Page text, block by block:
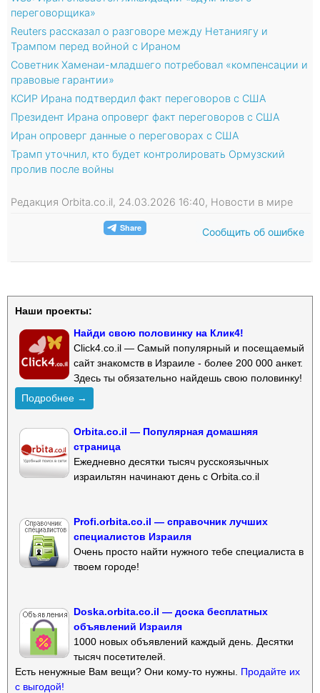
переговорщика»
Reuters рассказал о разговоре между Нетаниягу и
Трампом перед войной с Ираном
Советник Хаменаи-младшего потребовал «компенсации и
правовые гарантии»
КСИР Ирана подтвердил факт переговоров с США
Президент Ирана опроверг факт переговоров с США
Иран опроверг данные о переговорах с США
Трамп уточнил, кто будет контролировать Ормузский
пролив после войны
Редакция Orbita.co.il, 24.03.2026 16:40, Новости в мире
Сообщить об ошибке
Наши проекты:
Найди свою половинку на Клик4!
Click4.co.il — Самый популярный и посещаемый
сайт знакомств в Израиле - более 200 000 анкет.
Здесь ты обязательно найдешь свою половинку!
Подробнее →
Orbita.co.il — Популярная домашняя
страница
Ежедневно десятки тысяч русскоязычных
израильтян начинают день с Orbita.co.il
Profi.orbita.co.il — справочник лучших
специалистов Израиля
Очень просто найти нужного тебе специалиста в
твоем городе!
Doska.orbita.co.il — доска бесплатных
объявлений Израиля
1000 новых объявлений каждый день. Десятки
тысяч посетителей.
Есть ненужные Вам вещи? Они кому-то нужны. Продайте их
с выгодой!